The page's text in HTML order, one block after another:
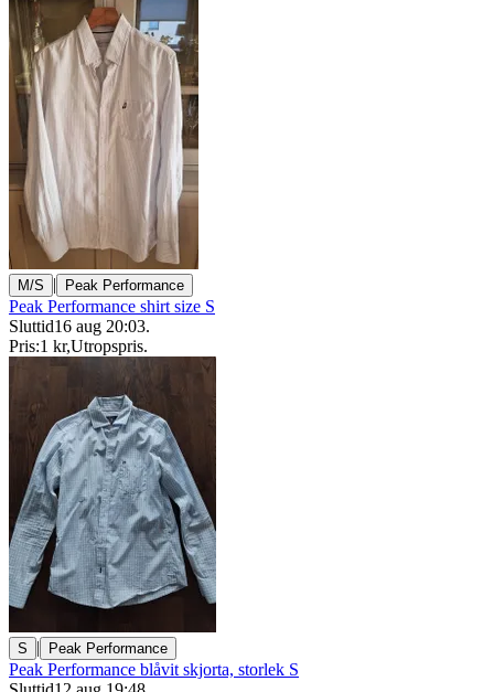
M/S | Peak Performance
Peak Performance shirt size S
Sluttid16 aug 20:03.
Pris:1 kr,Utropspris.
S | Peak Performance
Peak Performance blåvit skjorta, storlek S